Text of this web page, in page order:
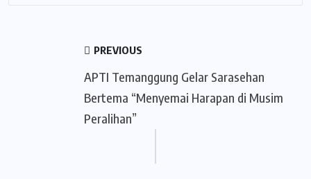
PREVIOUS
APTI Temanggung Gelar Sarasehan
Bertema “Menyemai Harapan di Musim
Peralihan”